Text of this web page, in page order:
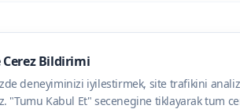
Bildirimi
deneyiminizi iyilestirmek, site trafikini
"Tumu Kabul Et" secenegine tiklayarak tum